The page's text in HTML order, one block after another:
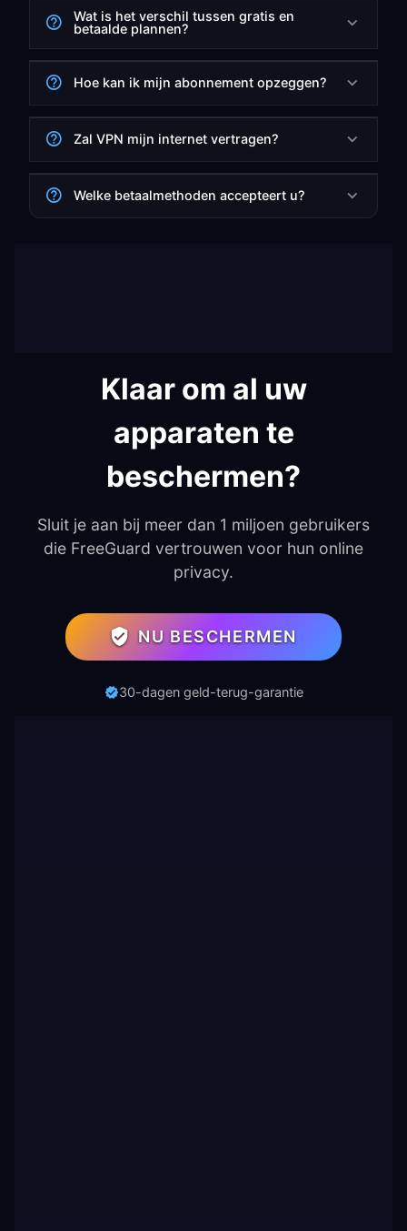
Wat is het verschil tussen gratis en
betaalde plannen?
Hoe kan ik mijn abonnement opzeggen?
Zal VPN mijn internet vertragen?
Welke betaalmethoden accepteert u?
Klaar om al uw
apparaten te
beschermen?
Sluit je aan bij meer dan 1 miljoen gebruikers
die FreeGuard vertrouwen voor hun online
privacy.
NU BESCHERMEN
30-dagen geld-terug-garantie